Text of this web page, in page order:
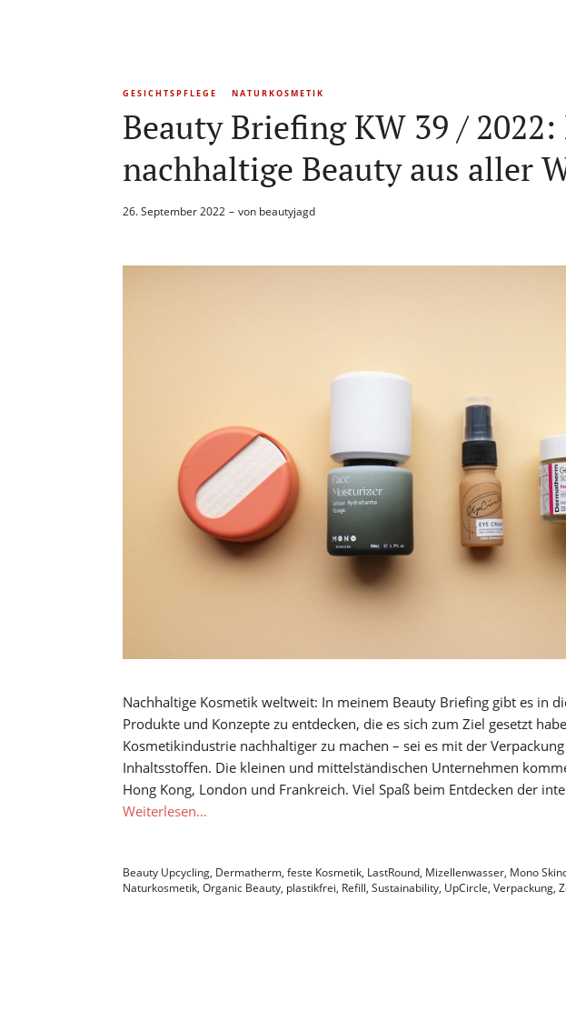
GESICHTSPFLEGE NATURKOSMETIK
Beauty Briefing KW 39 / 2022:
nachhaltige Beauty aus aller
26. September 2022 von beautyjagd
Nachhaltige Kosmetik weltweit: In meinem Beauty Briefing gibt es in
Produkte und Konzepte zu entdecken, die es sich zum Ziel gesetzt
Kosmetikindustrie nachhaltiger zu machen – sei es mit der
Inhaltsstoffen. Die kleinen und mittelständischen Unternehmen
Hong Kong, London und Frankreich. Viel Spaß beim Entdecken der
Weiterlesen…
Beauty Upcycling, Dermatherm, feste Kosmetik, LastRound, Mizellenwasser, Mono
Naturkosmetik, Organic Beauty, plastikfrei, Refill, Sustainability, UpCircle, Verpackung,